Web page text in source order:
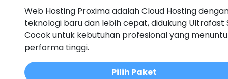
Web Hosting Proxima adalah Cloud Hosting
teknologi baru dan lebih cepat, didukung Ultrafast
Cocok untuk kebutuhan profesional yang
performa tinggi.
Pilih Paket